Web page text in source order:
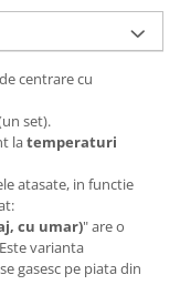
centrare cu
set).
latemperaturi
atasate, in functie
cu umar)" are o
varianta
gasesc pe piata din